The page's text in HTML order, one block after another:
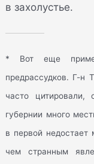
в захолустье.
* Вот еще пример
предрассудков. Г-н
часто цитировали,
губернии много
в первой недостает
чем странным